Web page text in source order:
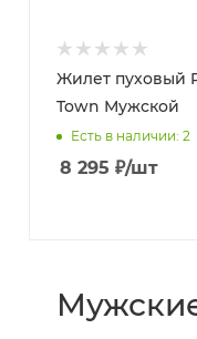
Жилет пуховый
Town Мужской
Есть в наличии: 2
8 295 ₽/шт